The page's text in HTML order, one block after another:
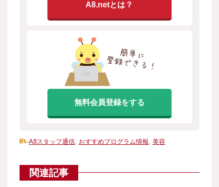
A8.netとは？
無料会員登録をする
-A8スタッフ通信, おすすめプログラム情報, 美容
関連記事